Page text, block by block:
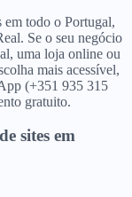
em todo o Portugal,
Se o seu negócio
uma loja online ou
mais acessível,
(+351 935 315
gratuito.
sites em